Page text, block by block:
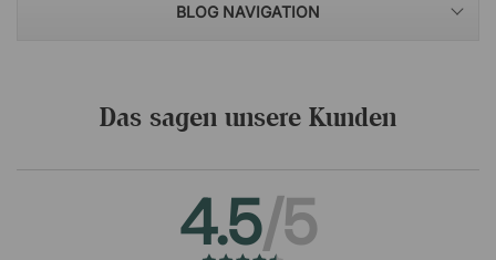
BLOG NAVIGATION
Das sagen unsere Kunden
4.5/5